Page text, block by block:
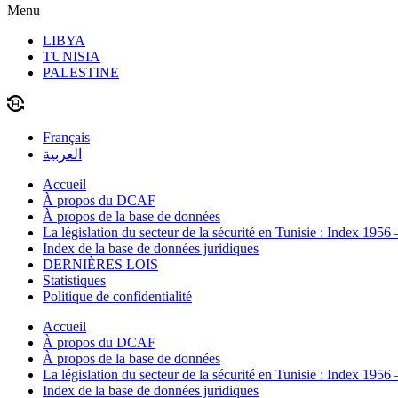
Menu
LIBYA
TUNISIA
PALESTINE
Français
العربية
Accueil
À propos du DCAF
À propos de la base de données
La législation du secteur de la sécurité en Tunisie : Index 1956
Index de la base de données juridiques
DERNIÈRES LOIS
Statistiques
Politique de confidentialité
Accueil
À propos du DCAF
À propos de la base de données
La législation du secteur de la sécurité en Tunisie : Index 1956
Index de la base de données juridiques